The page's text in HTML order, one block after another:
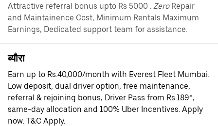
Attractive referral bonus upto Rs 5000 . ZeroRepair
and Maintainence Cost, Minimum Rentals Maximum
Earnings, Dedicated support team for assistance.
ब्यौरा
Earn up to Rs.40,000/month with Everest Fleet Mumbai.
Low deposit, dual driver option, free maintenance,
referral & rejoining bonus, Driver Pass from Rs.189*,
same-day allocation and 100% Uber Incentives. Apply
now. T&C Apply.